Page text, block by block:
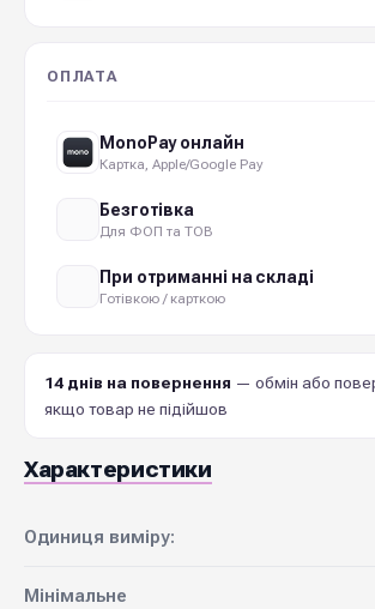
ОПЛАТА
MonoPay онлайн
Картка, Apple/Google Pay
Безготівка
Для ФОП та ТОВ
При отриманні на складі
Готівкою / карткою
14 днів на повернення — обмін або
якщо товар не підійшов
Характеристики
Одиниця виміру:
Мінімальне